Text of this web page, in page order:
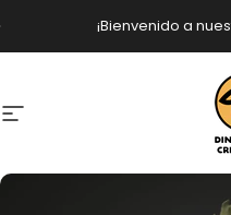
¡Bienvenido a
Navegación